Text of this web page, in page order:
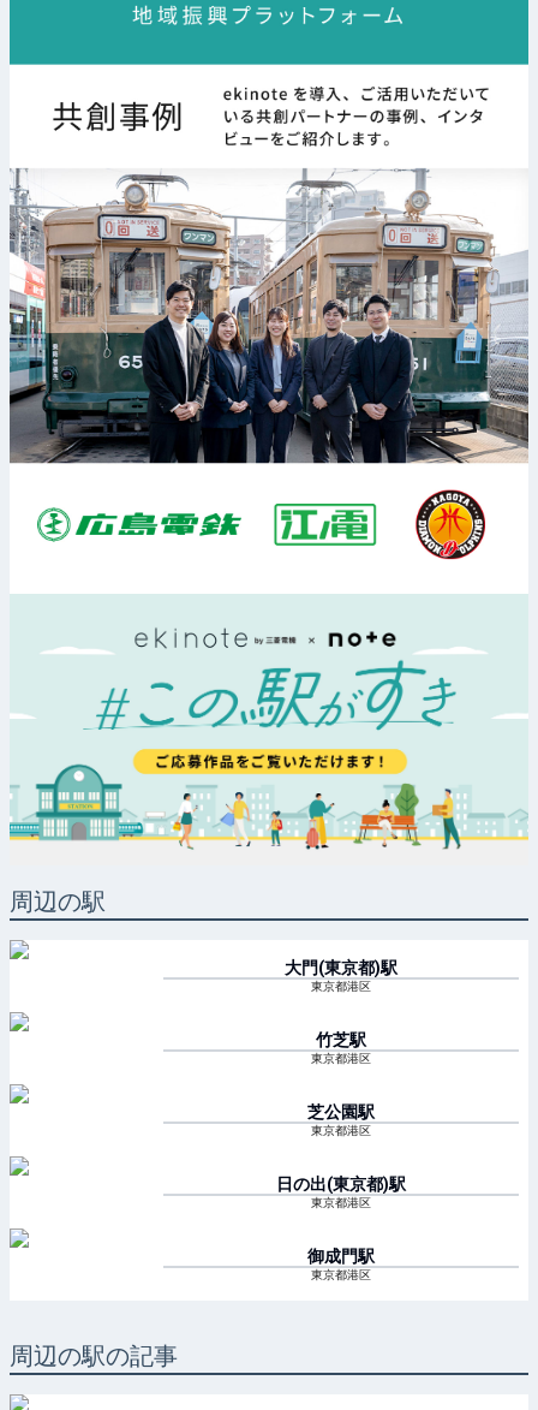
周辺の駅
大門(東京都)駅
東京都港区
竹芝駅
東京都港区
芝公園駅
東京都港区
日の出(東京都)駅
東京都港区
御成門駅
東京都港区
周辺の駅の記事